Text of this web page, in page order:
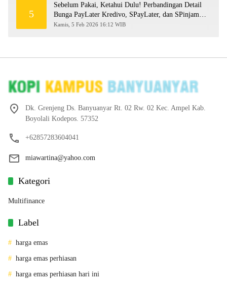
5
Sebelum Pakai, Ketahui Dulu! Perbandingan Detail
Bunga PayLater Kredivo, SPayLater, dan SPinjam
2026
Kamis, 5 Feb 2026 16:12 WIB
Dk. Grenjeng Ds. Banyuanyar Rt. 02 Rw. 02 Kec. Ampel Kab.
Boyolali Kodepos. 57352
+62857283604041
miawartina@yahoo.com
Kategori
Multifinance
Label
harga emas
harga emas perhiasan
harga emas perhiasan hari ini